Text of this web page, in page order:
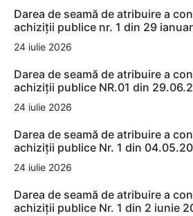
Darea de seamă de atribuire a
achiziții publice nr. 1 din 29
24 iulie 2026
Darea de seamă de atribuire a
achiziții publice NR.01 din
24 iulie 2026
Darea de seamă de atribuire a
achiziții publice Nr. 1 din
24 iulie 2026
Darea de seamă de atribuire a
achiziții publice Nr. 1 din 2 iunie